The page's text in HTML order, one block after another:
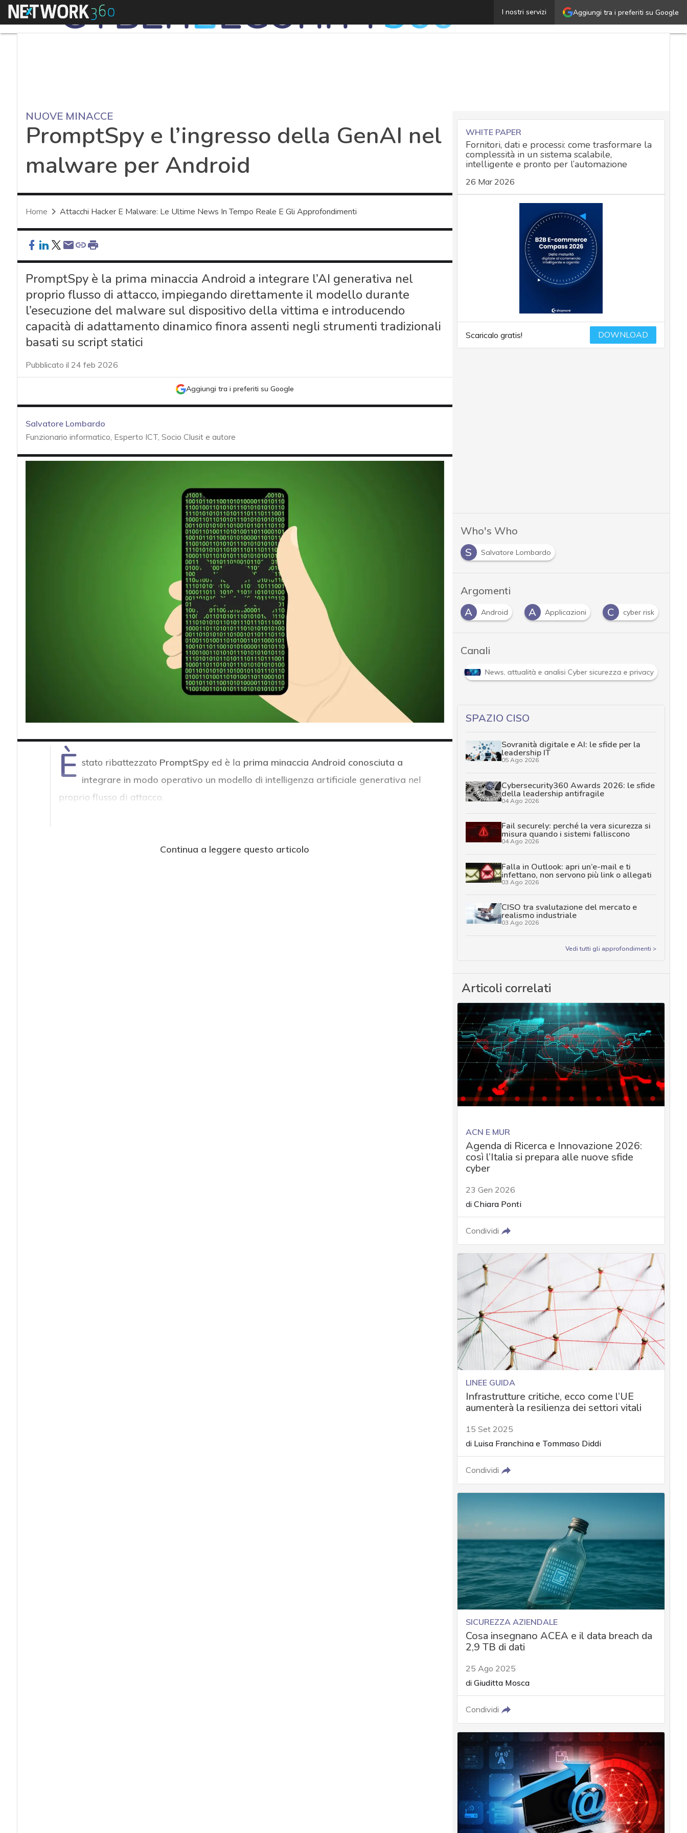
Aggiungi tra i preferiti su Google
I nostri servizi
Menu PromptSpy e l’ingresso della GenAI nel malware per
NUOVE MINACCE
PromptSpy e l’ingresso della GenAI nel
malware per Android
Home Attacchi Hacker E Malware: Le Ultime News In Tempo Reale E Gli Approfondimenti
PromptSpy è la prima minaccia Android a integrare l’AI generativa nel
proprio flusso di attacco, impiegando direttamente il modello durante
l’esecuzione del malware sul dispositivo della vittima e introducendo
capacità di adattamento dinamico finora assenti negli strumenti tradizionali
basati su script statici
Pubblicato il 24 feb 2026
Aggiungi tra i preferiti su Google
Salvatore Lombardo
Funzionario informatico, Esperto ICT, Socio Clusit e autore
È stato ribattezzato PromptSpy ed è la prima minaccia Android conosciuta a
integrare in modo operativo un modello di intelligenza artificiale generativa nel
proprio flusso di attacco.
Continua a leggere questo articolo
WHITE PAPER
Fornitori, dati e processi: come trasformare la
complessità in un sistema scalabile,
intelligente e pronto per l’automazione
26 Mar 2026
Scaricalo gratis! DOWNLOAD
Who's Who
S
Salvatore Lombardo
Argomenti
A Android A Applicazioni C cyber risk
Canali
Attacchi hacker e Malware: le ultime news in tempo reale e gli approfondimenti News, attualità e analisi Cyber sicurezza e privacy
SPAZIO CISO
Sovranità digitale e AI: le sfide per la
leadership IT
05 Ago 2026
Cybersecurity360 Awards 2026: le sfide
della leadership antifragile
04 Ago 2026
Fail securely: perché la vera sicurezza si
misura quando i sistemi falliscono
04 Ago 2026
Falla in Outlook: apri un’e-mail e ti
infettano, non servono più link o allegati
03 Ago 2026
CISO tra svalutazione del mercato e
realismo industriale
03 Ago 2026
Vedi tutti gli approfondimenti >
Articoli correlati
ACN E MUR
Agenda di Ricerca e Innovazione 2026:
così l’Italia si prepara alle nuove sfide
cyber
23 Gen 2026
di Chiara Ponti
Condividi
LINEE GUIDA
Infrastrutture critiche, ecco come l’UE
aumenterà la resilienza dei settori vitali
15 Set 2025
di Luisa Franchinae Tommaso Diddi
Condividi
SICUREZZA AZIENDALE
Cosa insegnano ACEA e il data breach da
2,9 TB di dati
25 Ago 2025
di Giuditta Mosca
Condividi